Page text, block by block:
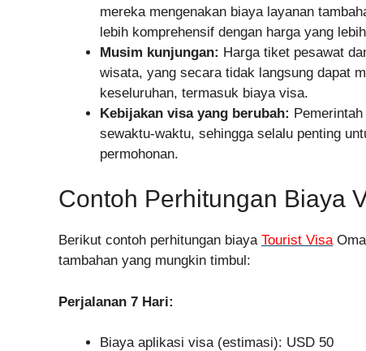
mereka mengenakan biaya layanan
lebih komprehensif dengan harga yang
Musim kunjungan: Harga tiket pesawat
wisata, yang secara tidak langsung dapat
keseluruhan, termasuk biaya visa.
Kebijakan visa yang berubah:
sewaktu-waktu, sehingga selalu penting
permohonan.
Contoh Perhitungan Biaya
Berikut contoh perhitungan biaya Tourist Visa
tambahan yang mungkin timbul:
Perjalanan 7 Hari:
Biaya aplikasi visa (estimasi): USD 50